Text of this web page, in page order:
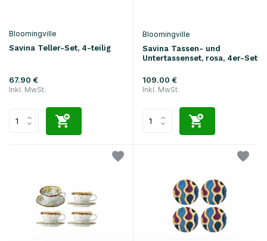
Bloomingville
Savina Teller-Set, 4-teilig
67.90 €
Inkl. MwSt.
Bloomingville
Savina Tassen- und
Untertassenset, rosa, 4er-Set
109.00 €
Inkl. MwSt.